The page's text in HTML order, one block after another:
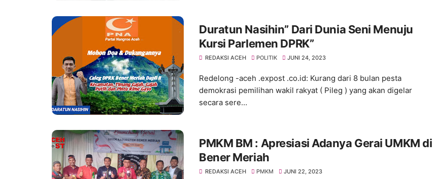
Duratun Nasihin” Dari Dunia Seni Menuju
Kursi Parlemen DPRK”
REDAKSI ACEH POLITIK JUNI 24, 2023
Redelong -aceh .expost .co.id: Kurang dari 8 bulan pesta
demokrasi pemilihan wakil rakyat ( Pileg ) yang akan digelar
secara sere…
PMKM BM : Apresiasi Adanya Gerai UMKM di
Bener Meriah
REDAKSI ACEH PMKM JUNI 22, 2023